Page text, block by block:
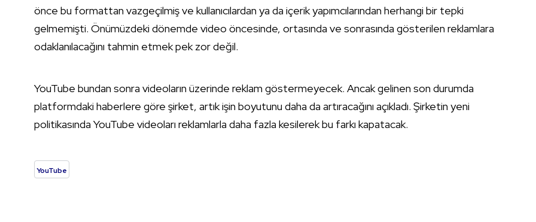
önce bu formattan vazgeçilmiş ve kullanıcılardan ya da içerik yapımcılarından herhangi bir tepki
gelmemişti. Önümüzdeki dönemde video öncesinde, ortasında ve sonrasında gösterilen reklamlara
odaklanılacağını tahmin etmek pek zor değil.
YouTube bundan sonra videoların üzerinde reklam göstermeyecek. Ancak gelinen son durumda
platformdaki haberlere göre şirket, artık işin boyutunu daha da artıracağını açıkladı. Şirketin yeni
politikasında YouTube videoları reklamlarla daha fazla kesilerek bu farkı kapatacak.
YouTube